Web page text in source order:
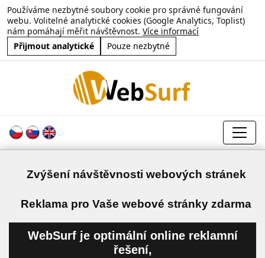
Používáme nezbytné soubory cookie pro správné fungování
webu. Volitelné analytické cookies (Google Analytics, Toplist)
nám pomáhají měřit návštěvnost. Více informací
Přijmout analytické
Pouze nezbytné
Zvýšení návštěvnosti webových stránek
Reklama pro Vaše webové stránky zdarma
WebSurf je optimální online reklamní
řešení,